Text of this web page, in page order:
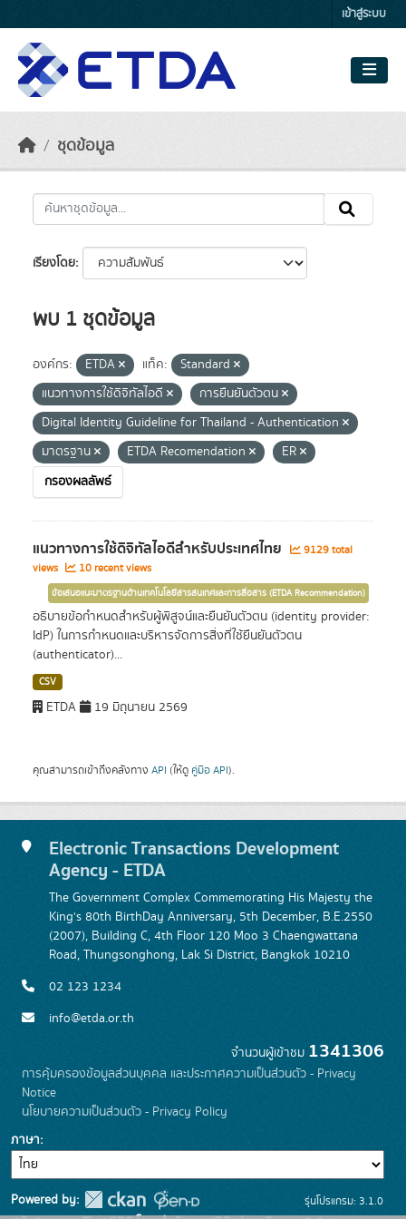
เข้าสู่ระบบ
ชุดข้อมูล
เรียงโดย
พบ 1 ชุดข้อมูล
องค์กร: ETDA แท็ค:
Standard
แนวทางการใช้ดิจิทัลไอดี
การยืนยันตัวตน
Digital Identity Guideline for Thailand - Authentication
มาตรฐาน
ETDA Recomendation
ER
กรองผลลัพธ์
แนวทางการใช้ดิจิทัลไอดีสำหรับประเทศไทย
9129 total
views
10 recent views
ข้อเสนอแนะมาตรฐานด้านเทคโนโลยีสารสนเทศและการสื่อสาร (ETDA Recommendation)
อธิบายข้อกำหนดสำหรับผู้พิสูจน์และยืนยันตัวตน (identity provider:
IdP) ในการกำหนดและบริหารจัดการสิ่งที่ใช้ยืนยันตัวตน
(authenticator)...
CSV
ETDA 19 มิถุนายน 2569
คุณสามารถเข้าถึงคลังทาง API (ให้ดู คู่มือ API).
Electronic Transactions Development
Agency - ETDA
The Government Complex Commemorating His Majesty the
King's 80th BirthDay Anniversary, 5th December, B.E.2550
(2007), Building C, 4th Floor 120 Moo 3 Chaengwattana
Road, Thungsonghong, Lak Si District, Bangkok 10210
02 123 1234
info@etda.or.th
จำนวนผู้เข้าชม 1341306
การคุ้มครองข้อมูลส่วนบุคคล และประกาศความเป็นส่วนตัว - Privacy
Notice
นโยบายความเป็นส่วนตัว - Privacy Policy
ภาษา
Powered by:
รุ่นโปรแกรม: 3.1.0